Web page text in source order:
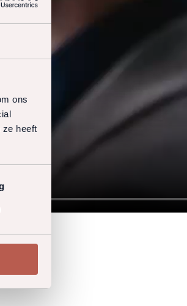
ons
ze heeft